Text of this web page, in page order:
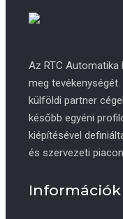
Az RTC Automatika
meg
külföldi partner
később egyéni
kiépítésével
és szervezeti
Információk